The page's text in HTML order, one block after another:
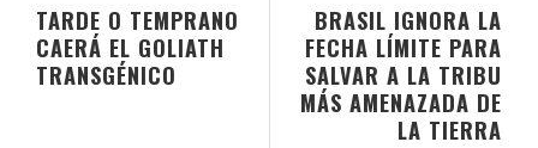
BRASIL IGNORA LA
FECHA LÍMITE PARA
SALVAR A LA TRIBU
MÁS AMENAZADA DE
LA TIERRA
TARDE O TEMPRANO
CAERÁ EL GOLIATH
TRANSGÉNICO